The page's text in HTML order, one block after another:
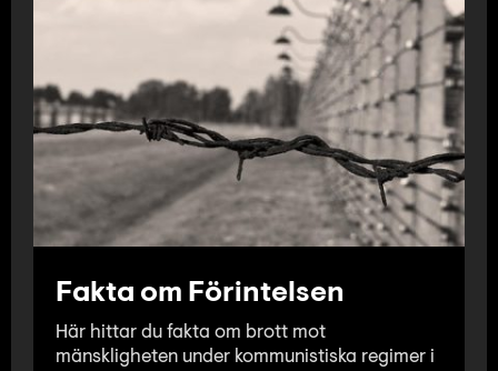
Fakta om Förintelsen
Här hittar du fakta om brott mot
mänskligheten under kommunistiska regimer i